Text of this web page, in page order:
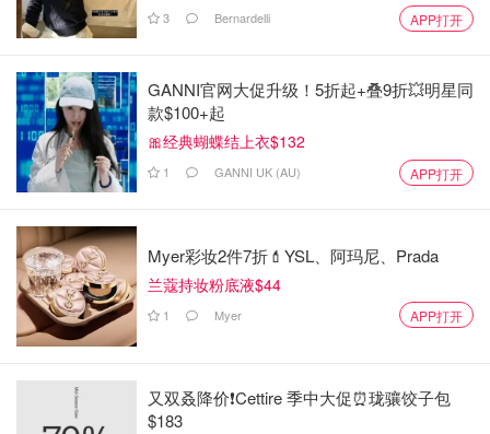
3 Bernardelli APP打开
GANNI官网大促升级！5折起+叠9折💥明星同
款$100+起
🎀经典蝴蝶结上衣$132
1 GANNI UK (AU) APP打开
Myer彩妆2件7折💄YSL、阿玛尼、Prada
兰蔻持妆粉底液$44
1 Myer APP打开
又双叒降价❗️Cettire 季中大促⏰珑骧饺子包
$183